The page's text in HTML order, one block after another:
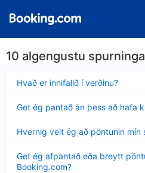
10 algengustu
Hvað er innifalið í verðinu?
sýnt
Get ég pantað án þess að hafa
sýnt
Hvernig veit ég að pöntunin mín
sýnt
Get ég afpantað eða breytt
Booking.com?
sýnt